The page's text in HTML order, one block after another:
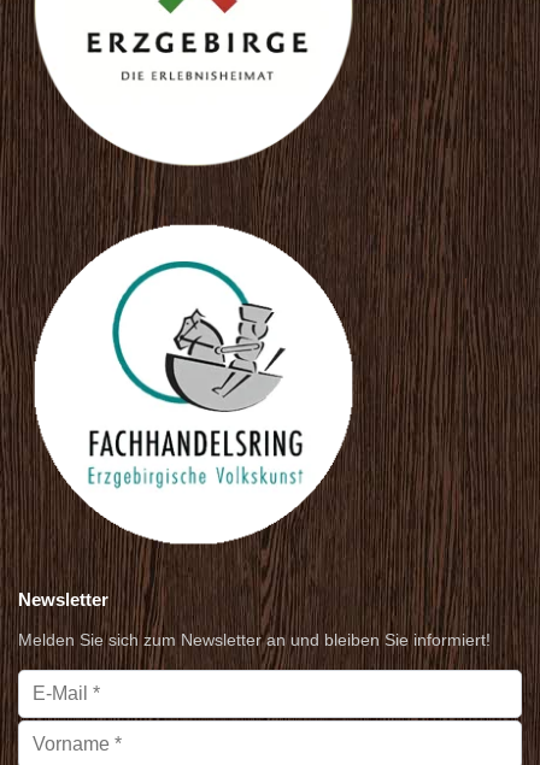
Newsletter
Melden Sie sich zum Newsletter an und bleiben Sie informiert!